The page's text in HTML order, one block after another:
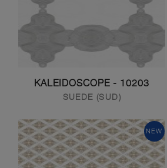
10203 - KALEIDOSCOPE
SUEDE (SUD)
NEW